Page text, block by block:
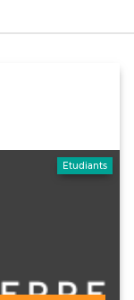
Etudiants